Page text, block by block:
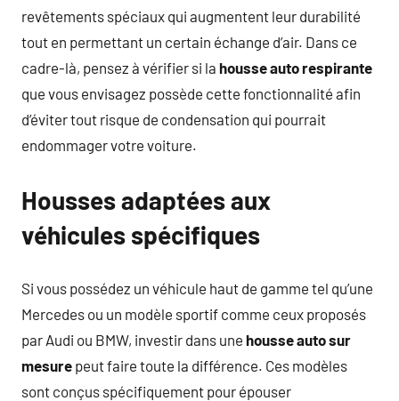
revêtements spéciaux qui augmentent leur durabilité
tout en permettant un certain échange d’air. Dans ce
cadre-là, pensez à vérifier si la housse auto respirante
que vous envisagez possède cette fonctionnalité afin
d’éviter tout risque de condensation qui pourrait
endommager votre voiture.
Housses adaptées aux
véhicules spécifiques
Si vous possédez un véhicule haut de gamme tel qu’une
Mercedes ou un modèle sportif comme ceux proposés
par Audi ou BMW, investir dans une housse auto sur
mesure peut faire toute la différence. Ces modèles
sont conçus spécifiquement pour épouser